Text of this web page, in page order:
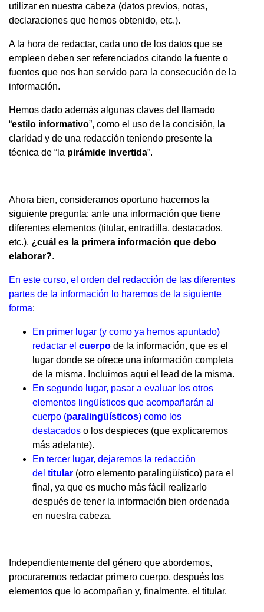
utilizar en nuestra cabeza (datos previos, notas,
declaraciones que hemos obtenido, etc.).
A la hora de redactar, cada uno de los datos que se
empleen deben ser referenciados citando la fuente o
fuentes que nos han servido para la consecución de la
información.
Hemos dado además algunas claves del llamado
“estilo informativo”, como el uso de la concisión, la
claridad y de una redacción teniendo presente la
técnica de “la pirámide invertida”.
Ahora bien, consideramos oportuno hacernos la
siguiente pregunta: ante una información que tiene
diferentes elementos (titular, entradilla, destacados,
etc.), ¿cuál es la primera información que debo
elaborar?.
En este curso, el orden del redacción de las diferentes
partes de la información lo haremos de la siguiente
forma:
En primer lugar (y como ya hemos apuntado)
redactar el cuerpo de la información, que es el
lugar donde se ofrece una información completa
de la misma. Incluimos aquí el lead de la misma.
En segundo lugar, pasar a evaluar los otros
elementos lingüísticos que acompañarán al
cuerpo (paralingüísticos) como los
destacados o los despieces (que explicaremos
más adelante).
En tercer lugar, dejaremos la redacción
del titular (otro elemento paralingüístico) para el
final, ya que es mucho más fácil realizarlo
después de tener la información bien ordenada
en nuestra cabeza.
Independientemente del género que abordemos,
procuraremos redactar primero cuerpo, después los
elementos que lo acompañan y, finalmente, el titular.